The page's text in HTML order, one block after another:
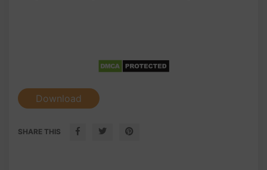
Download
SHARE THIS